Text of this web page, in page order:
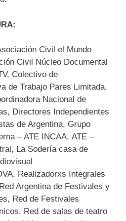
Civil el Mundo
Civil Núcleo Documental
Colectivo de
de Trabajo Pares Limitada,
Nacional de
Directores Independientes
de Argentina, Grupo
– ATE INCAA, ATE –
La Sodería casa de
Realizadorxs Integrales
Argentina de Festivales y
Red de Festivales
Red de salas de teatro